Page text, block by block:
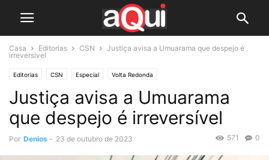
Casa Editorias CSN
Justiça avisa a Umuarama que despejo é
irreversível
Editorias CSN Especial Volta Redonda
Justiça avisa a Umuarama
que despejo é irreversível
Por Denios - 23 de outubro de 2023 0
571